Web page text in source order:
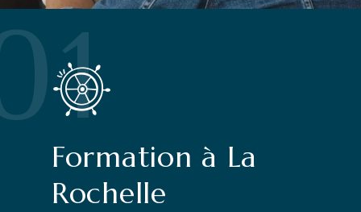
Formation à La
Rochelle